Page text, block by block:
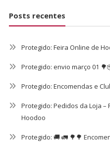
Posts recentes
Protegido: Feira Online de
Protegido: envio março 01
Protegido: Encomendas e
Protegido: Pedidos da Loja –
Hoodoo
Protegido: 🚚 🚛 🌳🌳